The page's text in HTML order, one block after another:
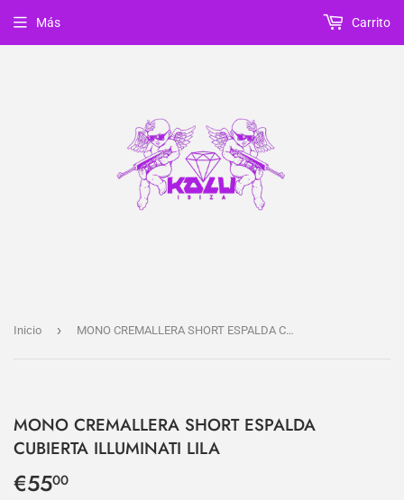
Más Carrito
Inicio › MONO CREMALLERA SHORT ESPALDA CUBIERTA ILLUMINATI LILA
MONO CREMALLERA SHORT ESPALDA
CUBIERTA ILLUMINATI LILA
€5500